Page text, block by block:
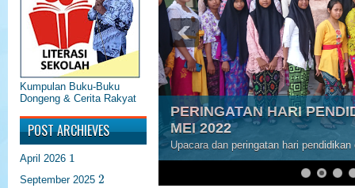
Kumpulan Buku-Buku
Dongeng & Cerita Rakyat
POST ARCHIEVES
April 2026 1
1
September 2025 2
2
PERINGATAN HARI
MEI 2022
Upacara dan peringatan hari